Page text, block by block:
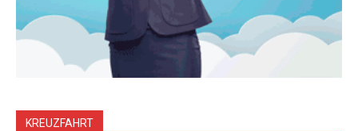
KREUZFAHRT